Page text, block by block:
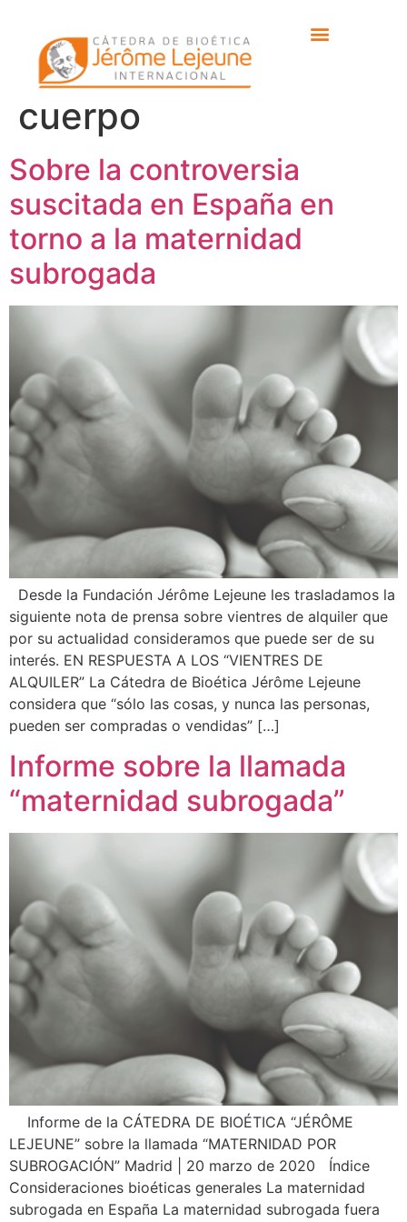
Etiqueta:
mercantilización del
cuerpo
Sobre la controversia
suscitada en España en
torno a la maternidad
subrogada
Desde la Fundación Jérôme Lejeune les trasladamos la
siguiente nota de prensa sobre vientres de alquiler que
por su actualidad consideramos que puede ser de su
interés. EN RESPUESTA A LOS “VIENTRES DE
ALQUILER” La Cátedra de Bioética Jérôme Lejeune
considera que “sólo las cosas, y nunca las personas,
pueden ser compradas o vendidas” […]
Informe sobre la llamada
“maternidad subrogada”
Informe de la CÁTEDRA DE BIOÉTICA “JÉRÔME
LEJEUNE” sobre la llamada “MATERNIDAD POR
SUBROGACIÓN” Madrid | 20 marzo de 2020 Índice
Consideraciones bioéticas generales La maternidad
subrogada en España La maternidad subrogada fuera